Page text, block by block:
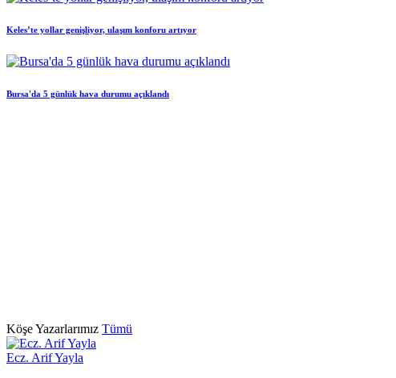
Keles’te yollar genişliyor, ulaşım konforu artıyor
Bursa'da 5 günlük hava durumu açıklandı
Köşe Yazarlarımız Tümü
Ecz. Arif Yayla